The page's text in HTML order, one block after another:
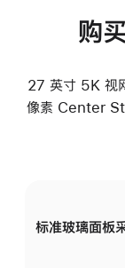
购
27 英寸 5K 视
像素 Center
标准玻璃面板